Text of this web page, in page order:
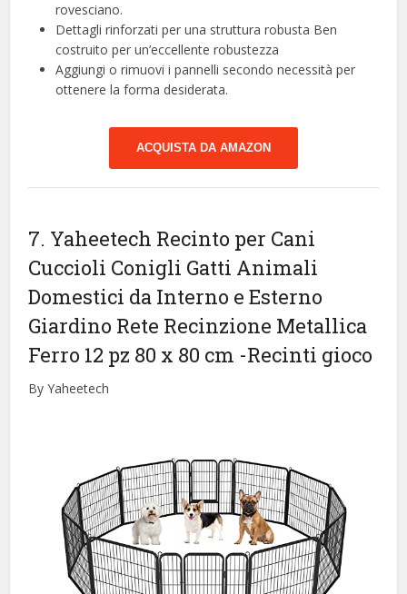
rovesciano.
Dettagli rinforzati per una struttura robusta Ben
costruito per un’eccellente robustezza
Aggiungi o rimuovi i pannelli secondo necessità per
ottenere la forma desiderata.
ACQUISTA DA AMAZON
7. Yaheetech Recinto per Cani
Cuccioli Conigli Gatti Animali
Domestici da Interno e Esterno
Giardino Rete Recinzione Metallica
Ferro 12 pz 80 x 80 cm -Recinti gioco
By Yaheetech